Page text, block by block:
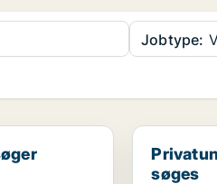
Jobtype:
søges